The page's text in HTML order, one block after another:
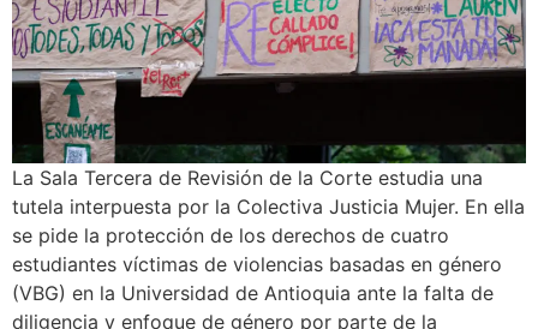
La Sala Tercera de Revisión de la Corte estudia una
tutela interpuesta por la Colectiva Justicia Mujer. En ella
se pide la protección de los derechos de cuatro
estudiantes víctimas de violencias basadas en género
(VBG) en la Universidad de Antioquia ante la falta de
diligencia y enfoque de género por parte de la